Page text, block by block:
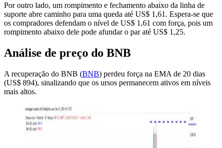
Por outro lado, um rompimento e fechamento abaixo da linha de
suporte abre caminho para uma queda até US$ 1,61. Espera-se que
os compradores defendam o nível de US$ 1,61 com força, pois um
rompimento abaixo dele pode afundar o par até US$ 1,25.
Análise de preço do BNB
A recuperação do BNB (BNB) perdeu força na EMA de 20 dias
(US$ 894), sinalizando que os ursos permanecem ativos em níveis
mais altos.